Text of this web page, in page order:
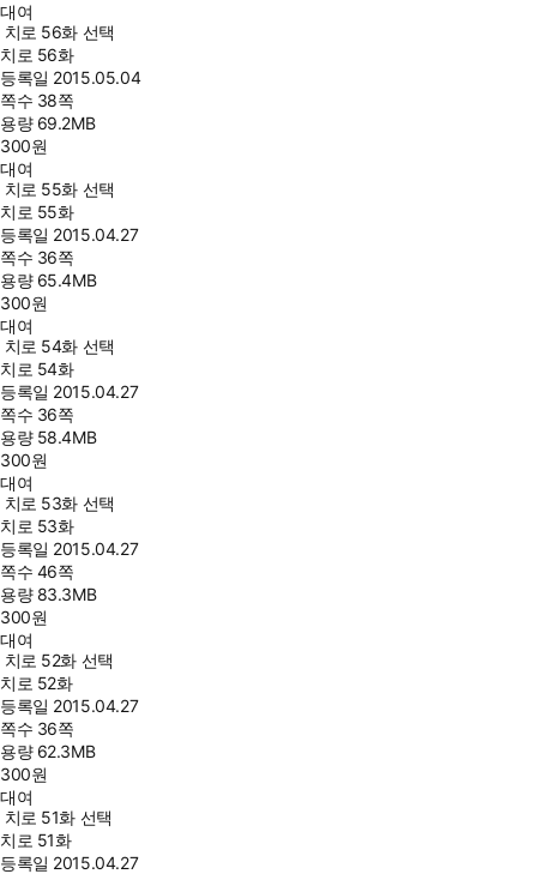
대여
치로 56화 선택
치로 56화
등록일 2015.05.04
쪽수 38쪽
용량 69.2MB
300원
대여
치로 55화 선택
치로 55화
등록일 2015.04.27
쪽수 36쪽
용량 65.4MB
300원
대여
치로 54화 선택
치로 54화
등록일 2015.04.27
쪽수 36쪽
용량 58.4MB
300원
대여
치로 53화 선택
치로 53화
등록일 2015.04.27
쪽수 46쪽
용량 83.3MB
300원
대여
치로 52화 선택
치로 52화
등록일 2015.04.27
쪽수 36쪽
용량 62.3MB
300원
대여
치로 51화 선택
치로 51화
등록일 2015.04.27